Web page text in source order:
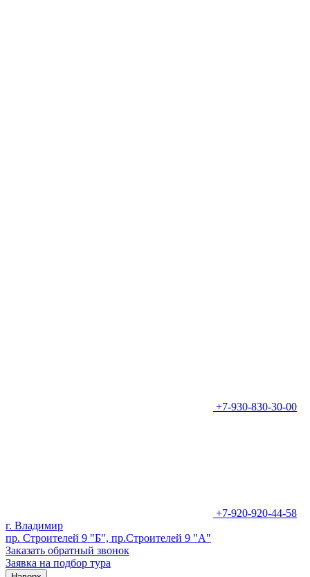
+7-930-830-30-00
+7-920-920-44-58
г. Владимир
пр. Строителей 9 "Б", пр.Строителей 9 "А"
Заказать обратный звонок
Заявка на подбор тура